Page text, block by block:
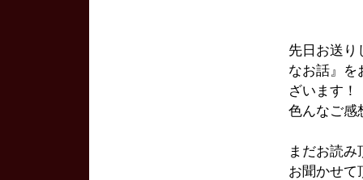
先日お送り
なお話』を
ざいます！
色んなご感
まだお読
お聞かせて